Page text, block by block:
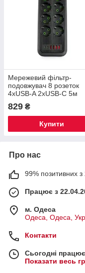
Мережевий фільтр-
подовжувач 8 розеток
4xUSB-A 2xUSB-C 5м
829 ₴
Купити
Про нас
99% позитивних з
Працює з
м. Одеса
Одеса, Одеса,
Контакти
Сьогодні
Показати весь